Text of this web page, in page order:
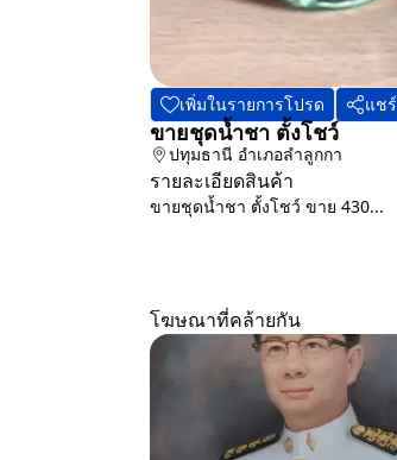
เพิ่มในรายการโปรด แชร์
ขายชุดน้ำชา ตั้งโชว์
ปทุมธานี อำเภอลำลูกกา
รายละเอียดสินค้า
ขายชุดน้ำชา ตั้งโชว์ ขาย 430...
โฆษณาที่คล้ายกัน